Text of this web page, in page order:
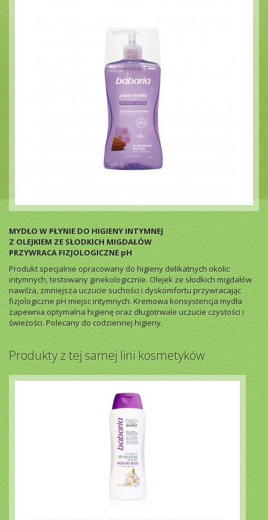
MYDŁO W PŁYNIE DO HIGIENY INTYMNEJ
Z OLEJKIEM ZE SŁODKICH MIGDAŁÓW
PRZYWRACA FIZJOLOGICZNE pH
Produkt specjalnie opracowany do higieny delikatnych okolic
intymnych, testowany ginekologicznie. Olejek ze słodkich migdałów
nawilża, zmniejsza uczucie suchości i dyskomfortu przywracając
fizjologiczne pH miejsc intymnych. Kremowa konsystencja mydła
zapewnia optymalna higienę oraz długotrwale uczucie czystości i
świeżości. Polecany do codziennej higieny.
Produkty z tej samej lini kosmetyków